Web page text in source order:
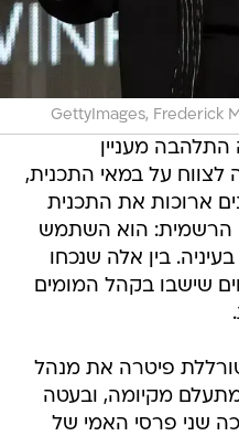
GettyImages, Frederick
מעניין
על במאי התכנית,
ארוכות את התכנית
הרשמית: הוא השתמש
בין אלה שנכחו
150 אורחים שישבו בקהל המומים
פיטרה את מנהל
מקיומה, ובעטה
שני פרסי האמי של